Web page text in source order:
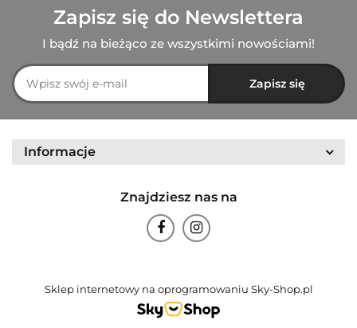
Zapisz się do Newslettera
I bądź na bieżąco ze wszystkimi nowościami!
Informacje
Znajdziesz nas na
Sklep internetowy na oprogramowaniu Sky-Shop.pl